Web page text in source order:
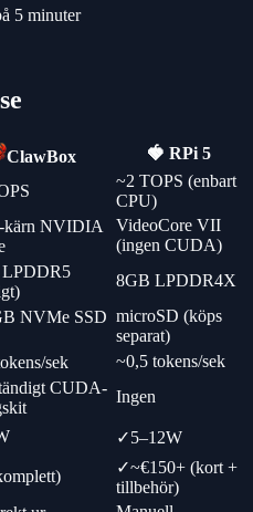
5 minuter
ClawBox
🍓 RPi 5
~2 TOPS (enbart
CPU)
kärn NVIDIA
VideoCore VII
(ingen CUDA)
8GB LPDDR4X
NVMe SSD microSD (köps
separat)
sek
~0,5 tokens/sek
CUDA- Ingen
✓5–12W
✓~€150+ (kort +
tillbehör)